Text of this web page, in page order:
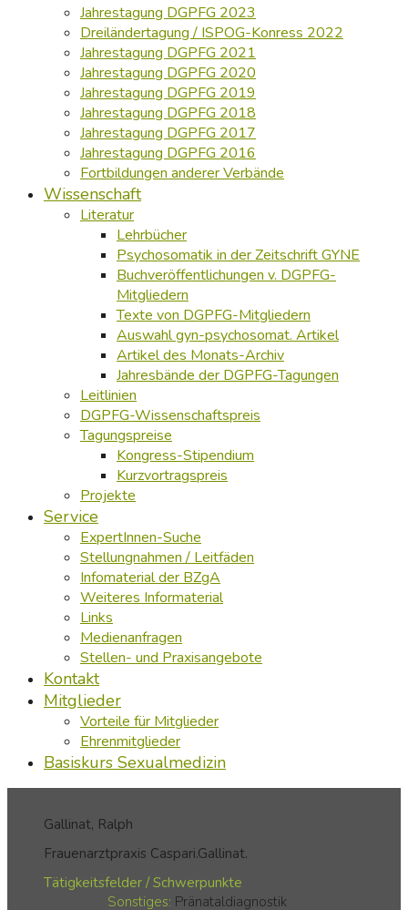
Jahrestagung DGPFG 2023
Dreiländertagung / ISPOG-Konress 2022
Jahrestagung DGPFG 2021
Jahrestagung DGPFG 2020
Jahrestagung DGPFG 2019
Jahrestagung DGPFG 2018
Jahrestagung DGPFG 2017
Jahrestagung DGPFG 2016
Fortbildungen anderer Verbände
Wissenschaft
Literatur
Lehrbücher
Psychosomatik in der Zeitschrift GYNE
Buchveröffentlichungen v. DGPFG-
Mitgliedern
Texte von DGPFG-Mitgliedern
Auswahl gyn-psychosomat. Artikel
Artikel des Monats-Archiv
Jahresbände der DGPFG-Tagungen
Leitlinien
DGPFG-Wissenschaftspreis
Tagungspreise
Kongress-Stipendium
Kurzvortragspreis
Projekte
Service
ExpertInnen-Suche
Stellungnahmen / Leitfäden
Infomaterial der BZgA
Weiteres Informaterial
Links
Medienanfragen
Stellen- und Praxisangebote
Kontakt
Mitglieder
Vorteile für Mitglieder
Ehrenmitglieder
Basiskurs Sexualmedizin
Gallinat, Ralph
Frauenarztpraxis Caspari.Gallinat.
Tätigkeitsfelder / Schwerpunkte
Sonstiges: Pränataldiagnostik